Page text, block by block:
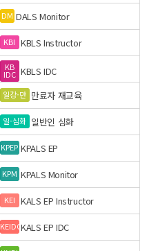
DM DALS Monitor
KBI KBLS Instructor
KB
IDC KBLS IDC
일강-만 만료자 재교육
일-심화 일반인 심화
KPEP KPALS EP
KPM KPALS Monitor
KEI KALS EP Instructor
KEIDCKALS EP IDC